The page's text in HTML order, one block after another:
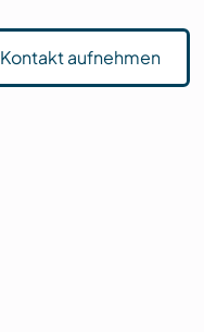
Kontakt aufnehmen